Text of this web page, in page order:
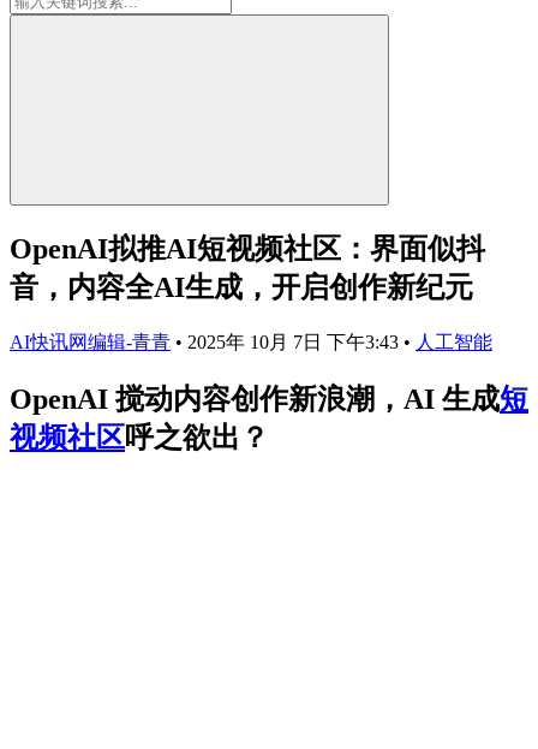
OpenAI拟推AI短视频社区：界面似抖
音，内容全AI生成，开启创作新纪元
AI快讯网编辑-青青 • 2025年 10月 7日 下午3:43 • 人工智能
OpenAI 搅动内容创作新浪潮，AI 生成短
视频社区呼之欲出？